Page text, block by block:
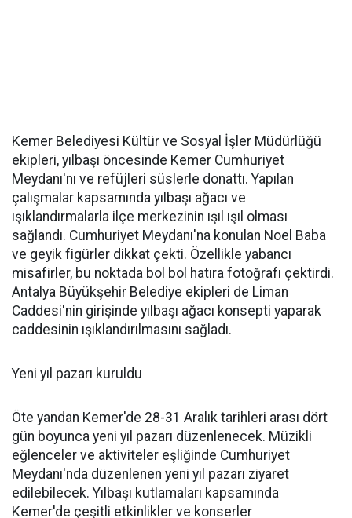
Kemer Belediyesi Kültür ve Sosyal İşler Müdürlüğü
ekipleri, yılbaşı öncesinde Kemer Cumhuriyet
Meydanı'nı ve refüjleri süslerle donattı. Yapılan
çalışmalar kapsamında yılbaşı ağacı ve
ışıklandırmalarla ilçe merkezinin ışıl ışıl olması
sağlandı. Cumhuriyet Meydanı'na konulan Noel Baba
ve geyik figürler dikkat çekti. Özellikle yabancı
misafirler, bu noktada bol bol hatıra fotoğrafı çektirdi.
Antalya Büyükşehir Belediye ekipleri de Liman
Caddesi'nin girişinde yılbaşı ağacı konsepti yaparak
caddesinin ışıklandırılmasını sağladı.
Yeni yıl pazarı kuruldu
Öte yandan Kemer'de 28-31 Aralık tarihleri arası dört
gün boyunca yeni yıl pazarı düzenlenecek. Müzikli
eğlenceler ve aktiviteler eşliğinde Cumhuriyet
Meydanı'nda düzenlenen yeni yıl pazarı ziyaret
edilebilecek. Yılbaşı kutlamaları kapsamında
Kemer'de çeşitli etkinlikler ve konserler